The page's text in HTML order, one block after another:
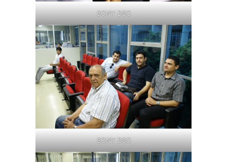
SONY DSC
SONY DSC